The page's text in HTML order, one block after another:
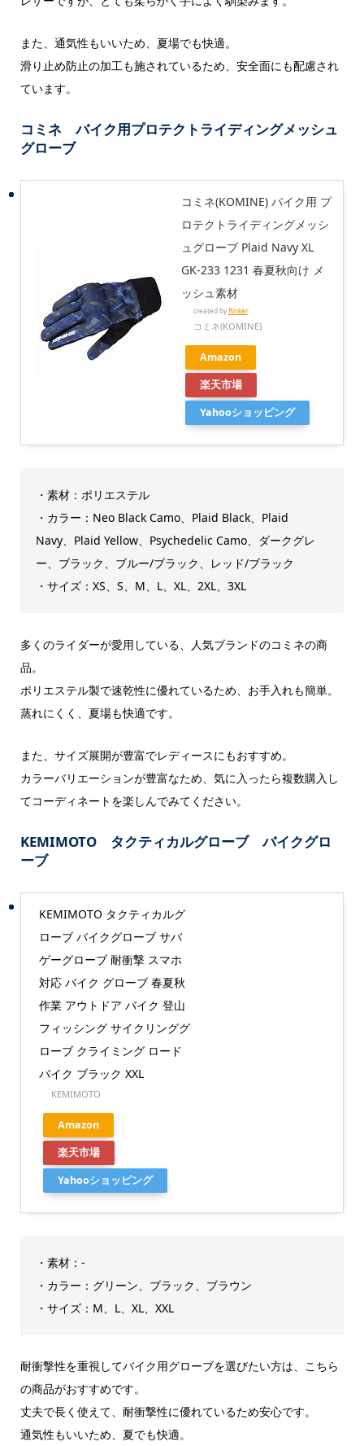
また、通気性もいいため、夏場でも快適。
滑り止め防止の加工も施されているため、安全面にも配慮され
ています。
コミネ バイク用プロテクトライディングメッシュ
グローブ
コミネ(KOMINE) バイク用 プ
ロテクトライディングメッシ
ュグローブ Plaid Navy XL
GK-233 1231 春夏秋向け メ
ッシュ素材
created by Rinker
コミネ(KOMINE)
Amazon
楽天市場
Yahooショッピング
・素材：ポリエステル
・カラー：Neo Black Camo、Plaid Black、Plaid
Navy、Plaid Yellow、Psychedelic Camo、ダークグレ
ー、ブラック、ブルー/ブラック、レッド/ブラック
・サイズ：XS、S、M、L、XL、2XL、3XL
多くのライダーが愛用している、人気ブランドのコミネの商
品。
ポリエステル製で速乾性に優れているため、お手入れも簡単。
蒸れにくく、夏場も快適です。
また、サイズ展開が豊富でレディースにもおすすめ。
カラーバリエーションが豊富なため、気に入ったら複数購入し
てコーディネートを楽しんでみてください。
KEMIMOTO タクティカルグローブ バイクグロ
ーブ
KEMIMOTO タクティカルグ
ローブ バイクグローブ サバ
ゲーグローブ 耐衝撃 スマホ
対応 バイク グローブ 春夏秋
作業 アウトドア バイク 登山
フィッシング サイクリンググ
ローブ クライミング ロード
バイク ブラック XXL
KEMIMOTO
Amazon
楽天市場
Yahooショッピング
・素材：-
・カラー：グリーン、ブラック、ブラウン
・サイズ：M、L、XL、XXL
耐衝撃性を重視してバイク用グローブを選びたい方は、こちら
の商品がおすすめです。
丈夫で長く使えて、耐衝撃性に優れているため安心です。
通気性もいいため、夏でも快適。